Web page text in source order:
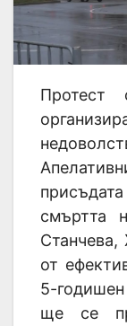
Протест
смъртта
от
5-годишен
ще се